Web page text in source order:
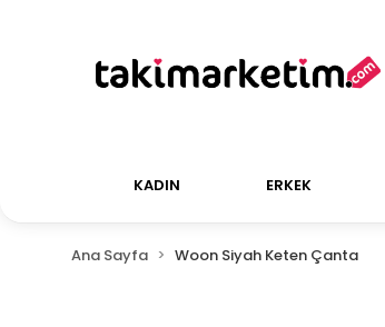
KADIN ERKEK
Ana Sayfa Woon Siyah Keten Çanta